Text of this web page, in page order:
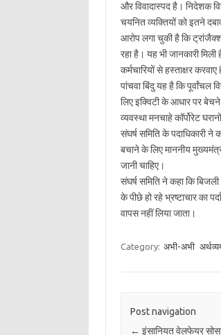
और विवादास्पद है। निदेशक
चयनित व्यक्तियों को इतने
आरोप लगा चुकी है कि
रहा है। यह भी जानकारी
कर्मचारियों से हस्ताक्षर करवाए
पांचवा बिंदु यह है कि पूर्वांचल
लिए इक्विटी के आधार पर बेचने
व्यवस्था मनचाहे कॉर्पोरेट
संघर्ष समिति के पदाधिकारी
बचाने के लिए माननीय
जानी चाहिए।
संघर्ष समिति ने कहा कि
के पीछे हो रहे भ्रष्टाचार का
वापस नहीं लिया जाता।
Category: अभी-अभी
Post navigation
← इंसानियत वेलफेयर